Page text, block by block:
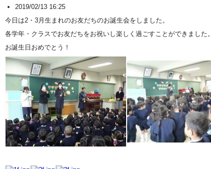
2019/02/13 16:25
今日は2・3月生まれのお友だちのお誕生会をしました。
各学年・クラスでお友だちをお祝いし楽しく過ごすことができました。
お誕生日おめでとう！